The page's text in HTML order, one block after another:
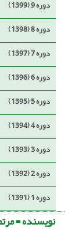
دوره 9 (1399)
دوره 8 (1398)
دوره 7 (1397)
دوره 6 (1396)
دوره 5 (1395)
دوره 4 (1394)
دوره 3 (1393)
دوره 2 (1392)
دوره 1 (1391)
نویسنده =